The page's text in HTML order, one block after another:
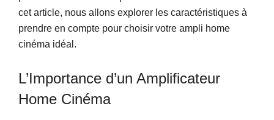
cet article, nous allons explorer les caractéristiques à
prendre en compte pour choisir votre ampli home
cinéma idéal.
L’Importance d’un Amplificateur
Home Cinéma